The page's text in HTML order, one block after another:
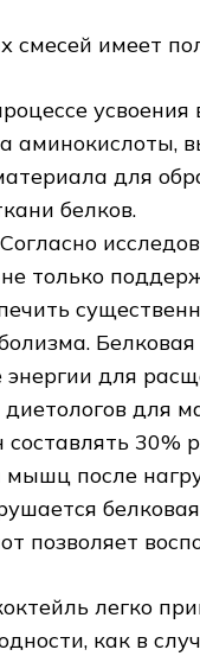
смесей имеет
усвоения
аминокислоты,
для
белков.
не только
для
для
30%
мышц после
позволяет
легко
как в